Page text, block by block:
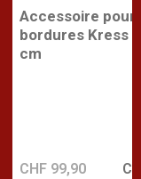
Accessoire pour
bordures Kress
cm
CHF 99,90